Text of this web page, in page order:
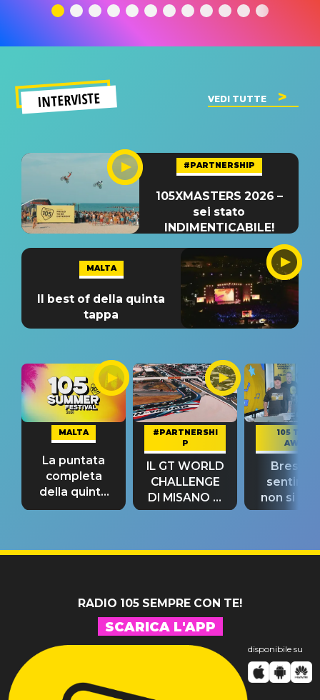
significato
del singolo
INTERVISTE VEDI TUTTE
#PARTNERSHIP
105XMASTERS 2026 –
sei stato
INDIMENTICABILE!
MALTA
Il best of della quinta
tappa
MALTA
La puntata
completa
della quinta
tappa
#PARTNERSHI
P
IL GT WORLD
CHALLENGE
DI MISANO si
riconferma
105 TAKE
AWAY
Bresh:
non si
fino alla
RADIO 105 SEMPRE CON TE!
SCARICA L'APP
disponibile su